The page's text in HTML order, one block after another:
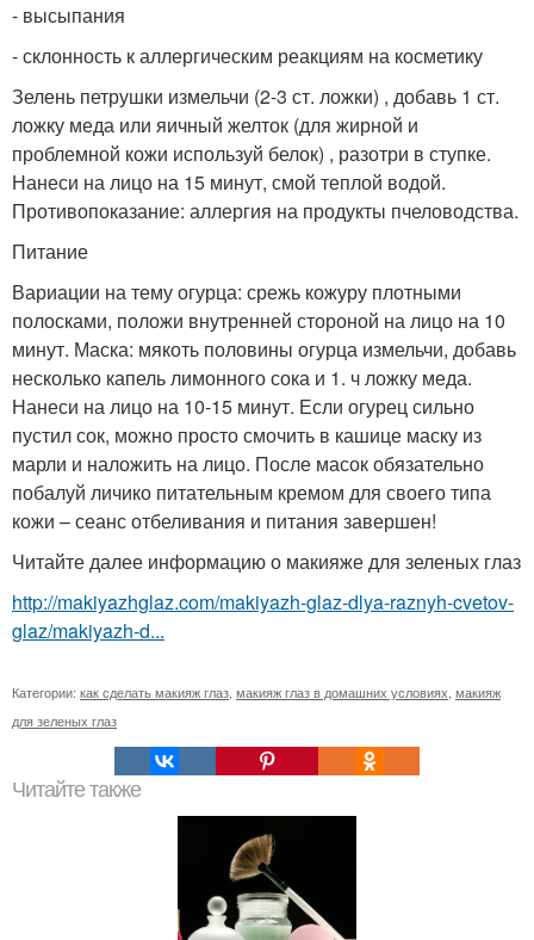
- высыпания
- склонность к аллергическим реакциям на косметику
Зелень петрушки измельчи (2-3 ст. ложки) , добавь 1 ст.
ложку меда или яичный желток (для жирной и
проблемной кожи используй белок) , разотри в ступке.
Нанеси на лицо на 15 минут, смой теплой водой.
Противопоказание: аллергия на продукты пчеловодства.
Питание
Вариации на тему огурца: срежь кожуру плотными
полосками, положи внутренней стороной на лицо на 10
минут. Маска: мякоть половины огурца измельчи, добавь
несколько капель лимонного сока и 1. ч ложку меда.
Нанеси на лицо на 10-15 минут. Если огурец сильно
пустил сок, можно просто смочить в кашице маску из
марли и наложить на лицо. После масок обязательно
побалуй личико питательным кремом для своего типа
кожи – сеанс отбеливания и питания завершен!
Читайте далее информацию о макияже для зеленых глаз
http://makiyazhglaz.com/makiyazh-glaz-dlya-raznyh-cvetov-
glaz/makiyazh-d...
Категории: как сделать макияж глаз макияж глаз в домашних условиях макияж
для зеленых глаз
Читайте также